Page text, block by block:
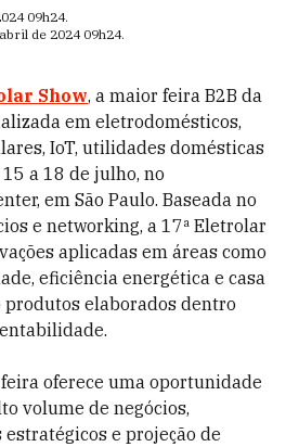
09h24.
de 2024 09h24.
Show, a maior feira B2B da
em eletrodomésticos,
IoT, utilidades domésticas
a 18 de julho, no
em São Paulo. Baseada no
e networking, a 17ª Eletrolar
aplicadas em áreas como
eficiência energética e casa
elaborados dentro
oferece uma oportunidade
volume de negócios,
e projeção de